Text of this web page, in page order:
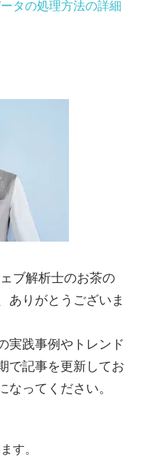
タの処理方法の詳細
ブ解析士のお茶の
ありがとうございま
実践事例やトレンド
で記事を更新してお
ってください。
す。